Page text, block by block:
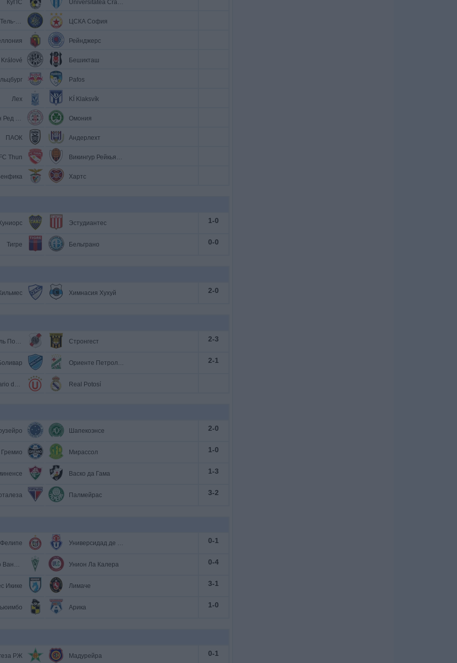
КуПС Universitatea Craiova
Маккаби Тель-Авив ЦСКА София
Рейнджерс
Бешикташ
Pafos
Лех KÍ Klaksvík
Линкольн Ред Импс Омония
ПАОК Андерлехт
FC Thun Викингур Рейкьявик
Хартс
Эстудиантес 1-0
Тигре Бельграно 0-0
Химнасия Хухуй 2-0
Насьональ Потоси Стронгест 2-3
Ориенте Петролеро 2-1
Universitario de Vinto Real Potosí
Шапекоэнсе 2-0
Гремио Мирассол 1-0
Васко да Гама 1-3
Палмейрас 3-2
Универсидад де Чили 0-1
Сантьяго Вандерерс Унион Ла Калера 0-4
Икике Лимаче 3-1
Арика 1-0
РЖ Мадурейра 0-1